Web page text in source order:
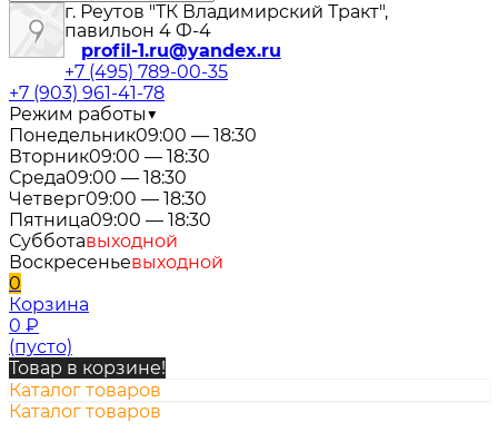
г. Реутов "ТК Владимирский Тракт",
павильон 4 Ф-4
profil-1.ru@yandex.ru
+7 (495) 789-00-35
+7 (903) 961-41-78
Режим работы▼
Понедельник09:00 — 18:30
Вторник09:00 — 18:30
Среда09:00 — 18:30
Четверг09:00 — 18:30
Пятница09:00 — 18:30
Субботавыходной
Воскресеньевыходной
0
Корзина
0 ₽
(пусто)
Товар в корзине!
Каталог товаров
Каталог товаров